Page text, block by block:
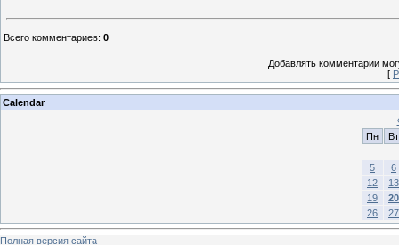
Всего комментариев: 0
Добавлять комментарии
[
Calendar
Пн
Вт
5
6
12
13
19
20
26
27
Полная версия сайта